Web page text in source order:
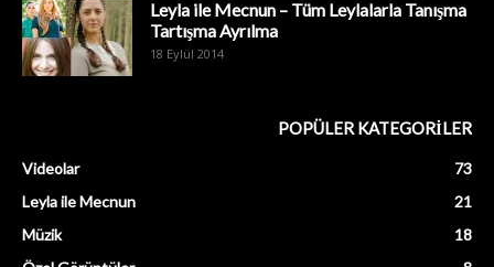
Leyla ile Mecnun – Tüm Leylalarla Tanışma
Tartışma Ayrılma
18 Eylül 2014
POPÜLER KATEGORİLER
Videolar
73
Leyla ile Mecnun
21
Müzik
18